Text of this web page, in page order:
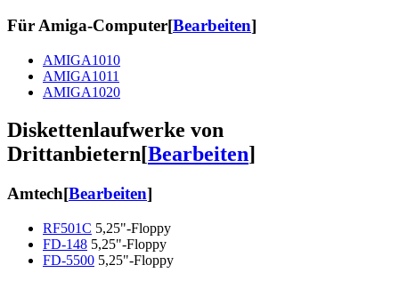
Für Amiga-Computer[Bearbeiten]
AMIGA1010
AMIGA1011
AMIGA1020
Diskettenlaufwerke von
Drittanbietern[Bearbeiten]
Amtech[Bearbeiten]
RF501C 5,25"-Floppy
FD-148 5,25"-Floppy
FD-5500 5,25"-Floppy